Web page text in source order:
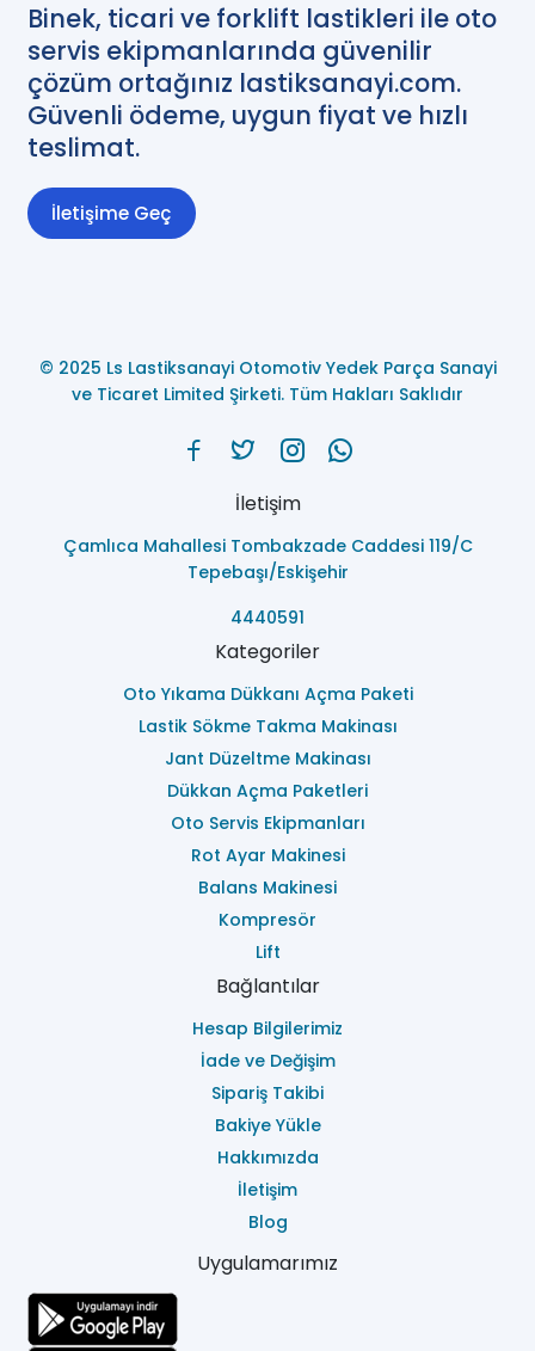
Binek, ticari ve forklift lastikleri ile oto
servis ekipmanlarında güvenilir
çözüm ortağınız lastiksanayi.com.
Güvenli ödeme, uygun fiyat ve hızlı
teslimat.
İletişime Geç
© 2025 Ls Lastiksanayi Otomotiv Yedek Parça Sanayi
ve Ticaret Limited Şirketi. Tüm Hakları Saklıdır
İletişim
Çamlıca Mahallesi Tombakzade Caddesi 119/C
Tepebaşı/Eskişehir
4440591
Kategoriler
Oto Yıkama Dükkanı Açma Paketi
Lastik Sökme Takma Makinası
Jant Düzeltme Makinası
Dükkan Açma Paketleri
Oto Servis Ekipmanları
Rot Ayar Makinesi
Balans Makinesi
Kompresör
Lift
Bağlantılar
Hesap Bilgilerimiz
İade ve Değişim
Sipariş Takibi
Bakiye Yükle
Hakkımızda
İletişim
Blog
Uygulamarımız